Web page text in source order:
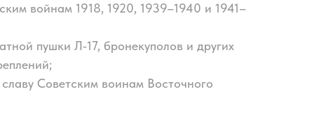
войнам 1918, 1920, 1939–1940 и 1941–
пушки Л‑17, бронекуполов и других
Советским воинам Восточного